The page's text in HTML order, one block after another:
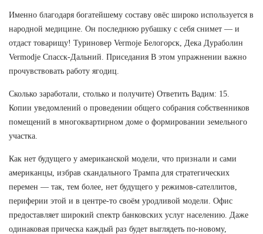
Именно благодаря богатейшему составу овёс широко используется в
народной медицине. Он последнюю рубашку с себя снимет — и
отдаст товарищу! Туриновер Vermoje Белогорск, Дека Дураболин
Vermodje Спасск-Дальний. Приседания В этом упражнении важно
прочувствовать работу ягодиц.
Сколько заработали, столько и получите) Ответить Вадим: 15.
Копии уведомлений о проведении общего собрания собственников
помещений в многоквартирном доме о формировании земельного
участка.
Как нет будущего у американской модели, что признали и сами
американцы, избрав скандального Трампа для стратегических
перемен — так, тем более, нет будущего у режимов-сателлитов,
периферии этой и в центре-то своём уродливой модели. Офис
предоставляет широкий спектр банковских услуг населению. Даже
одинаковая прическа каждый раз будет выглядеть по-новому,